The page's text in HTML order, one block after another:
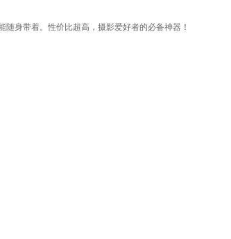
身带着。性价比超高，摄影爱好者的必备神器！